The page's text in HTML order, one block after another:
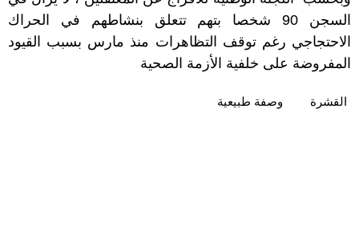
السجن 90 شخصا بتهم تتعلق بنشاطهم في الحراك
الاحتجاجي رغم توقف التظاهرات منذ مارس بسبب القيود
المفروضة على خلفية الأزمة الصحية
القشرة وصفة طبيعية